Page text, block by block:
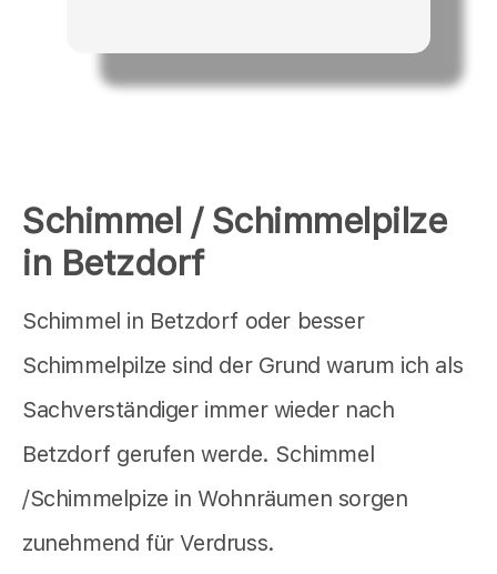
Schimmel / Schimmelpilze
in Betzdorf
Schimmel in Betzdorf oder besser
Schimmelpilze sind der Grund warum ich als
Sachverständiger immer wieder nach
Betzdorf gerufen werde. Schimmel
/Schimmelpize in Wohnräumen sorgen
zunehmend für Verdruss.